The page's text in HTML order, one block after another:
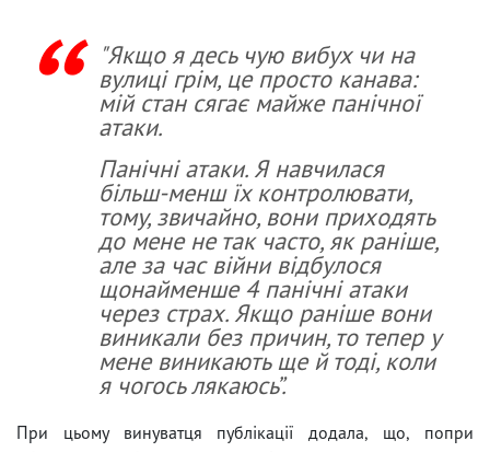
"Якщо я десь чую вибух чи на
вулиці грім, це просто канава:
мій стан сягає майже панічної
атаки.
Панічні атаки. Я навчилася
більш-менш їх контролювати,
тому, звичайно, вони приходять
до мене не так часто, як раніше,
але за час війни відбулося
щонайменше 4 панічні атаки
через страх. Якщо раніше вони
виникали без причин, то тепер у
мене виникають ще й тоді, коли
я чогось лякаюсь”.
При цьому винуватця публікації додала, що, попри